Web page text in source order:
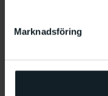
Marknadsföring